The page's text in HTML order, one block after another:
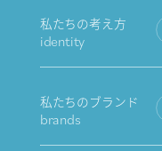
私たちの考え方
identity
私たちのブランド
brands